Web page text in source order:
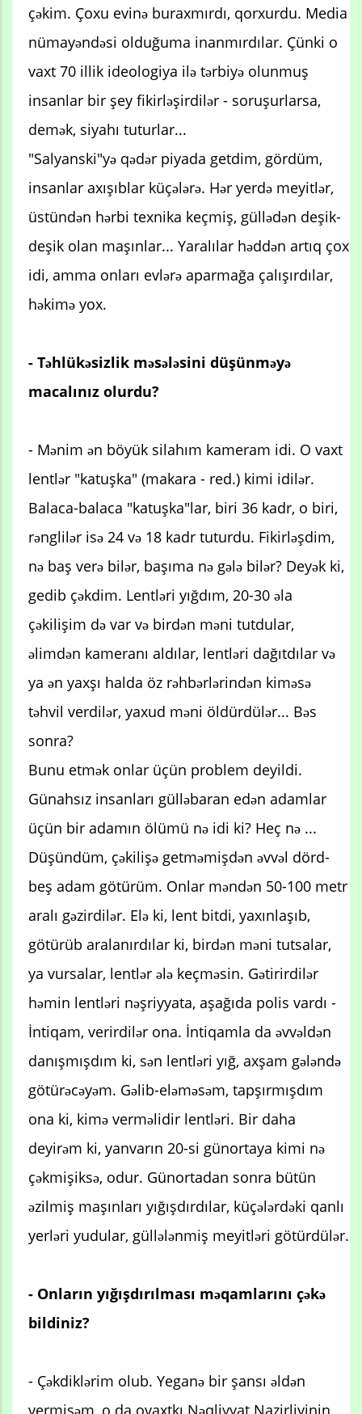
çəkim. Çoxu evinə buraxmırdı, qorxurdu. Media
nümayəndəsi olduğuma inanmırdılar. Çünki o
vaxt 70 illik ideologiya ilə tərbiyə olunmuş
insanlar bir şey fikirləşirdilər - soruşurlarsa,
demək, siyahı tuturlar...
"Salyanski"yə qədər piyada getdim, gördüm,
insanlar axışıblar küçələrə. Hər yerdə meyitlər,
üstündən hərbi texnika keçmiş, güllədən deşik-
deşik olan maşınlar... Yaralılar həddən artıq çox
idi, amma onları evlərə aparmağa çalışırdılar,
həkimə yox.
- Təhlükəsizlik məsələsini düşünməyə
macalınız olurdu?
- Mənim ən böyük silahım kameram idi. O vaxt
lentlər "katuşka" (makara - red.) kimi idilər.
Balaca-balaca "katuşka"lar, biri 36 kadr, o biri,
rənglilər isə 24 və 18 kadr tuturdu. Fikirləşdim,
nə baş verə bilər, başıma nə gələ bilər? Deyək ki,
gedib çəkdim. Lentləri yığdım, 20-30 əla
çəkilişim də var və birdən məni tutdular,
əlimdən kameranı aldılar, lentləri dağıtdılar və
ya ən yaxşı halda öz rəhbərlərindən kiməsə
təhvil verdilər, yaxud məni öldürdülər... Bəs
sonra?
Bunu etmək onlar üçün problem deyildi.
Günahsız insanları gülləbaran edən adamlar
üçün bir adamın ölümü nə idi ki? Heç nə ...
Düşündüm, çəkilişə getməmişdən əvvəl dörd-
beş adam götürüm. Onlar məndən 50-100 metr
aralı gəzirdilər. Elə ki, lent bitdi, yaxınlaşıb,
götürüb aralanırdılar ki, birdən məni tutsalar,
ya vursalar, lentlər ələ keçməsin. Gətirirdilər
həmin lentləri nəşriyyata, aşağıda polis vardı -
İntiqam, verirdilər ona. İntiqamla da əvvəldən
danışmışdım ki, sən lentləri yığ, axşam gələndə
götürəcəyəm. Gəlib-eləməsəm, tapşırmışdım
ona ki, kimə verməlidir lentləri. Bir daha
deyirəm ki, yanvarın 20-si günortaya kimi nə
çəkmişiksə, odur. Günortadan sonra bütün
əzilmiş maşınları yığışdırdılar, küçələrdəki qanlı
yerləri yudular, güllələnmiş meyitləri götürdülər.
- Onların yığışdırılması məqamlarını çəkə
bildiniz?
- Çəkdiklərim olub. Yeganə bir şansı əldən
vermişəm, o da ovaxtkı Nəqliyyat Nazirliyinin